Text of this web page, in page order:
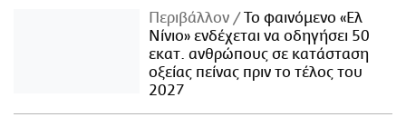
Περιβάλλον
Το φαινόμενο «Ελ
Νίνιο» ενδέχεται να οδηγήσει 50
εκατ. ανθρώπους σε κατάσταση
οξείας πείνας πριν το τέλος του
2027